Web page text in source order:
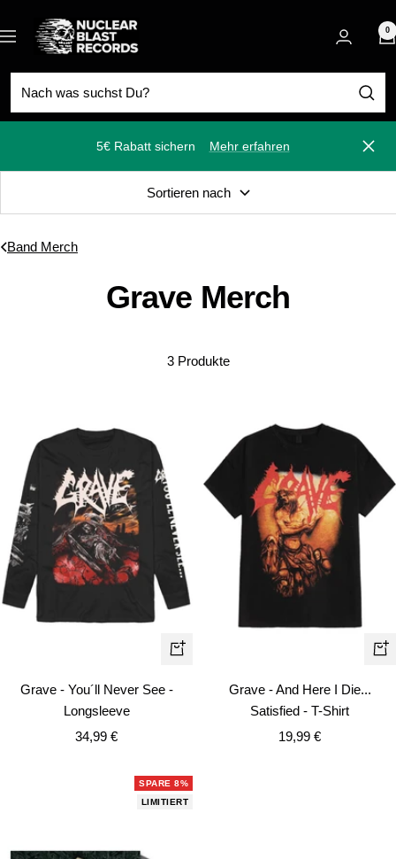
zum
Navigation
Nuclear
Blast
0
5€ Rabatt sichern Mehr erfahren
Sortieren nach
Band Merch
Grave Merch
3 Produkte
Schnellansicht
Grave - You´ll Never See -
Longsleeve
Angebotspreis
34,99 €
Grave - And Here I Die...
Satisfied - T-Shirt
Angebotspreis
19,99 €
SPARE 8%
LIMITIERT